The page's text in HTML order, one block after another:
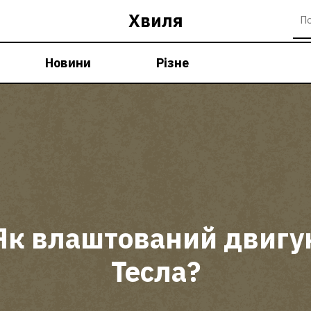
Хвиля
Новини Різне
влаштований
Тесла?